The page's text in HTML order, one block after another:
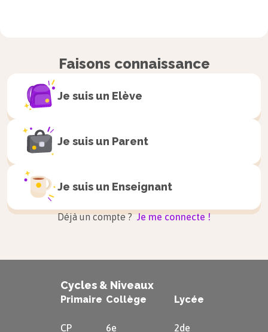
Faisons connaissance
Je suis un Elève
Je suis un Parent
Je suis un Enseignant
Déjà un compte ? Je me connecte !
Cycles & Niveaux
Primaire
CP
Collège
6e
Lycée
2de